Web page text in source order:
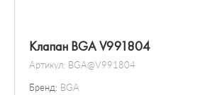
Клапан BGA V991804
Артикул: BGA@V991804
Бренд: BGA